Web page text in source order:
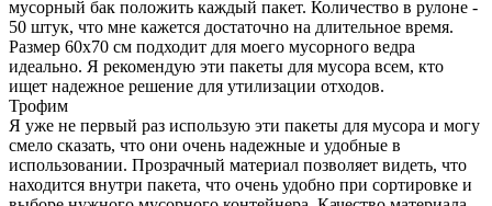
мусорный бак положить каждый пакет. Количество в рулоне -
50 штук, что мне кажется достаточно на длительное время.
Размер 60х70 см подходит для моего мусорного ведра
идеально. Я рекомендую эти пакеты для мусора всем, кто
ищет надежное решение для утилизации отходов.
Трофим
Я уже не первый раз использую эти пакеты для мусора и могу
смело сказать, что они очень надежные и удобные в
использовании. Прозрачный материал позволяет видеть, что
находится внутри пакета, что очень удобно при сортировке и